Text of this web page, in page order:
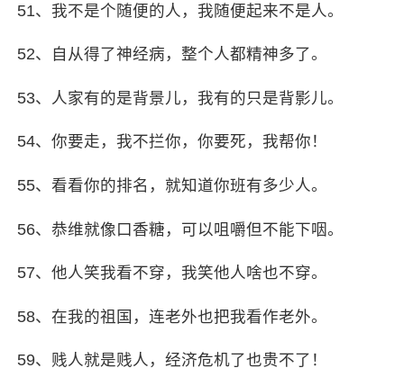
51、我不是个随便的人，我随便起来不是人。
52、自从得了神经病，整个人都精神多了。
53、人家有的是背景儿，我有的只是背影儿。
54、你要走，我不拦你，你要死，我帮你！
55、看看你的排名，就知道你班有多少人。
56、恭维就像 口香糖 ，可以咀嚼但不能下咽。
57、他人笑我看不穿，我笑他人啥也不穿。
58、在我的祖国，连老外也把我看作老外。
59、贱人就是贱人，经济危机了也贵不了！